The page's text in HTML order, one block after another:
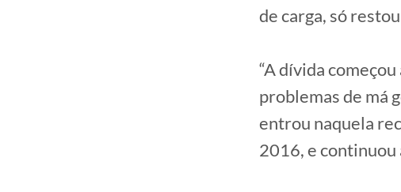
de carga, só
“A dívida
problemas de má
entrou naquela
2016, e continuou